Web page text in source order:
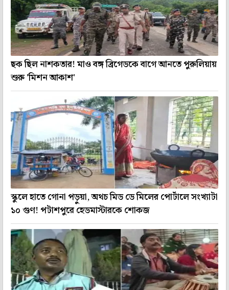
ছক ছিল নাশকতার! মাও বঙ্গ ব্রিগেডকে বাগে আনতে পুরুলিয়ায়
শুরু 'মিশন আকাশ'
স্কুলে হাতে গোনা পড়ুয়া, অথচ মিড ডে মিলের পোর্টালে সংখ্যাটা
১০ গুণ! পটাশপুরে হেডমাস্টারকে শোকজ